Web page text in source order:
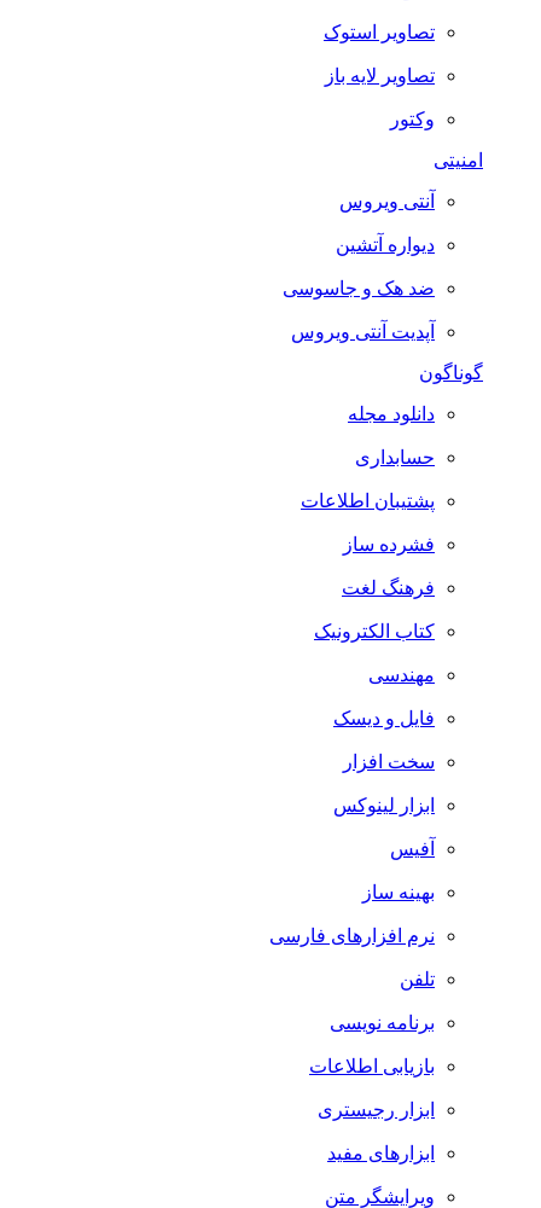
تصاویر استوک
تصاویر لایه باز
وکتور
آنتی ویروس
دیواره آتشین
ضد هک و جاسوسی
آپدیت آنتی ویروس
گوناگون
دانلود مجله
حسابداری
پشتیبان اطلاعات
فشرده ساز
فرهنگ لغت
کتاب الکترونیک
مهندسی
فایل و دیسک
سخت افزار
ابزار لینوکس
آفیس
بهینه ساز
نرم افزارهای فارسی
تلفن
برنامه نویسی
بازیابی اطلاعات
ابزار رجیستری
ابزارهای مفید
ویرایشگر متن